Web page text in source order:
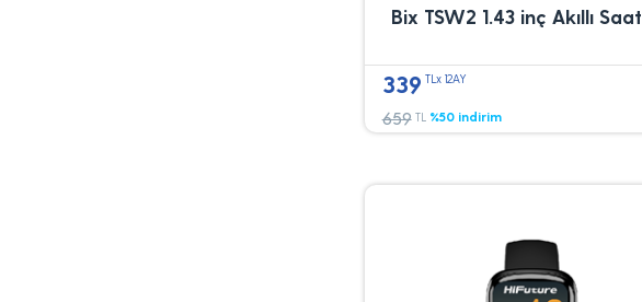
Bix TSW2 1.43 inç Akıllı Saat
339 TLx 12AY
659 TL %50 indirim